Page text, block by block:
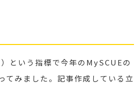
という指標で今年のMySCUEの
てみました。記事作成している立